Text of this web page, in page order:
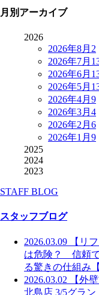
月別アーカイブ
2026
2026年8月 2
2026年7月
2026年6月
2026年5月
2026年4月 9
2026年3月 4
2026年2月 6
2026年1月 9
2025
2024
2023
STAFF BLOG
スタッフブログ
2026.03.09
【リ
は危険？ 信頼
る驚きの仕組み
2026.03.02
【外
北島店 3/5グラ